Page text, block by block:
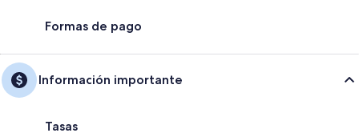
Formas de pago
Información importante
Tasas